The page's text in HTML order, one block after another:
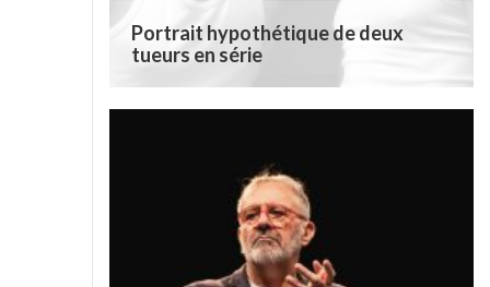
Portrait hypothétique de deux
tueurs en série